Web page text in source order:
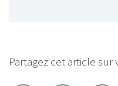
Partagez cet article sur